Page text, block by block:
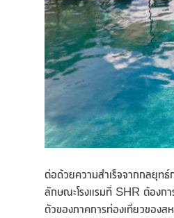
ต่อด้วยความสำเร็จจากกลยุทธ์
ลักษณะโรงแรมที่ SHR ต้องกา
ตัวของภาคการท่องเที่ยวของ